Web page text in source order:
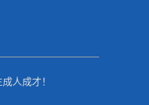
人成才！